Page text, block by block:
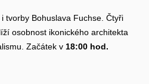
tvorby Bohuslava Fuchse. Čtyři
osobnost ikonického architekta
Začátek v 18:00 hod.